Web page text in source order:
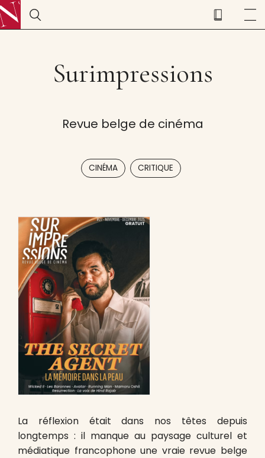
Surimpressions
Revue belge de cinéma
CINÉMA CRITIQUE
La réflexion était dans nos têtes depuis
longtemps : il manque au paysage culturel et
médiatique francophone une vraie revue belge